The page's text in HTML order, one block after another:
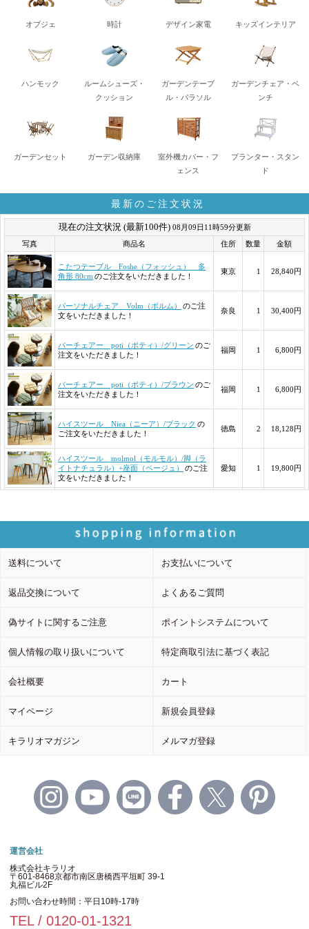
オブジェ 時計 デザイン家電 キッズインテリア
ハンモック
ルームシューズ・
クッション
ガーデンテーブ
ル・パラソル
ガーデンチェア・ベ
ンチ
ガーデンセット ガーデン収納庫
室外機カバー・フ
ェンス
プランター・スタン
ド
最新のご注文状況
送料について お支払いについて
返品交換について よくあるご質問
偽サイトに関するご注意 ポイントシステムについて
個人情報の取り扱いについて 特定商取引法に基づく表記
会社概要 カート
マイページ 新規会員登録
キラリオマガジン メルマガ登録
運営会社
株式会社キラリオ
〒601-8468京都市南区唐橋西平垣町 39-1
丸福ビル2F
お問い合わせ時間：平日10時-17時
TEL / 0120-01-1321